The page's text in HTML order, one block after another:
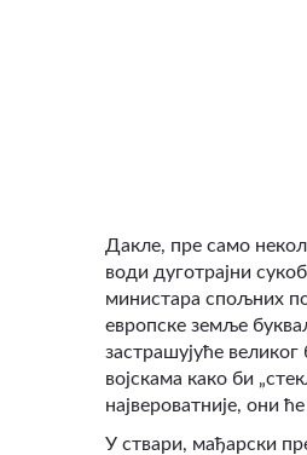
Дакле, пре само
води дуготрајни
министара спољних
европске земље
застрашујуће
војскама како би
највероватније, они
У ствари, мађарски